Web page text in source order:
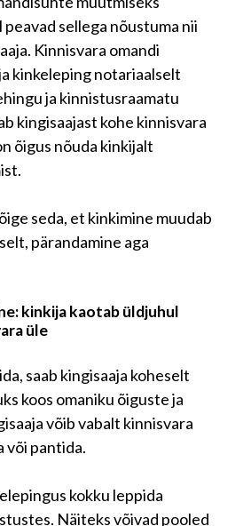
sellega nõustuma nii
Kinnisvara omandi
kinkeleping notariaalselt
ja kinnistusraamatu
kingisaajast kohe kinnisvara
õigus nõuda kinkijalt
seda, et kinkimine muudab
pärandamine aga
kinkija kaotab üldjuhul
üle
saab kingisaaja koheselt
koos omaniku õiguste ja
võib vabalt kinnisvara
või pantida.
kokku leppida
Näiteks võivad pooled